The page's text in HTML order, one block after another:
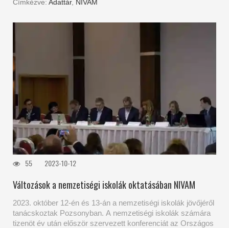
Címkézve: Adattár, NIVAM
55 2023-10-12
Változások a nemzetiségi iskolák oktatásában NIVAM
2023. október 12-én és 13-án a nemzetiségi iskolák jövőjéről
tanácskoztak Pozsonyban. A nemzetiségi iskolák számára
tizenöt év után először szervezett konferenciát az Országos